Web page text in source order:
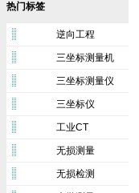
热门标签
逆向工程
三坐标测量机
三坐标测量仪
三坐标仪
工业CT
无损测量
无损检测